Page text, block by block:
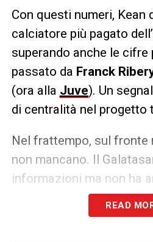
Con questi numeri, Kean
calciatore più pagato
superando anche le cifre
passato da Franck
(ora alla Juve). Un
di centralità nel progetto
Nel frattempo, sul fronte
non mancano. Il
informazioni ma non ha
concreti. L’unica vera
arrivata dall’Al Qadsiah:
READ